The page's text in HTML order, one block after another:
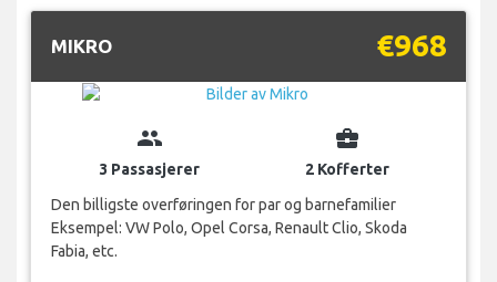
MIKRO €968
group
3 Passasjerer
business_center
2 Kofferter
Den billigste overføringen for par og barnefamilier
Eksempel: VW Polo, Opel Corsa, Renault Clio, Skoda
Fabia, etc.